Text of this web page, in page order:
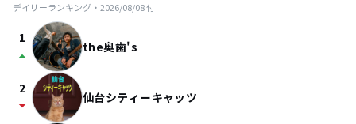
デイリーランキング・ 2026/08/08付
1
arrow_drop_up the奥歯's
2
arrow_drop_down 仙台シティーキャッツ